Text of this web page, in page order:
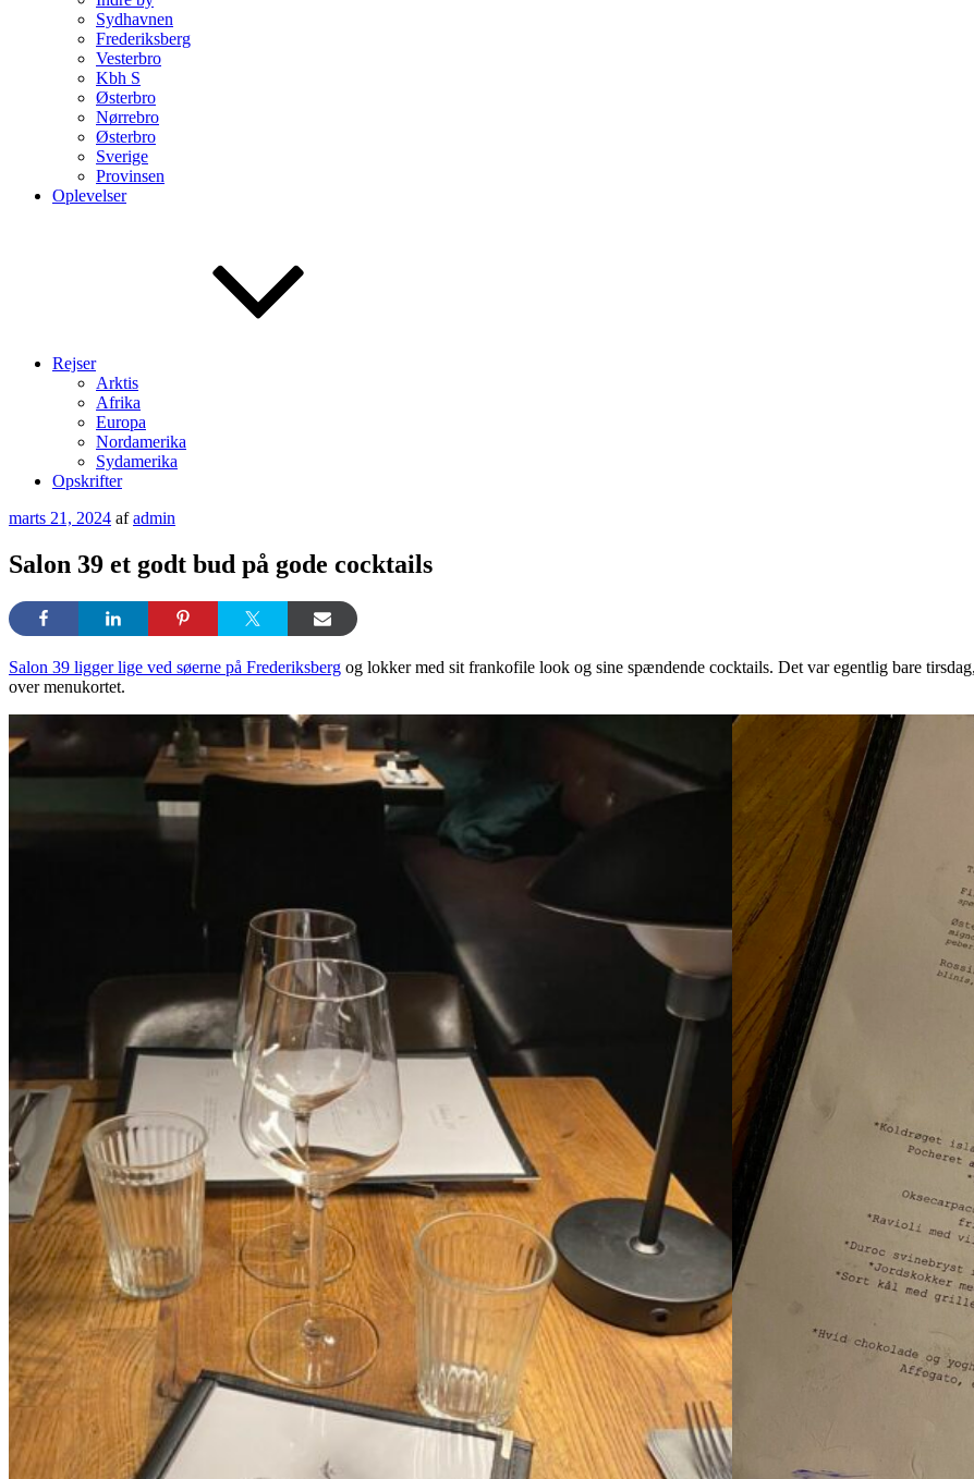
Sydhavnen
Frederiksberg
Vesterbro
Kbh S
Østerbro
Nørrebro
Østerbro
Sverige
Provinsen
Oplevelser
Rejser
Arktis
Afrika
Europa
Nordamerika
Sydamerika
Opskrifter
Udgivet
marts 21, 2024 afadmin
Salon 39 et godt bud på gode cocktails
Salon 39 ligger lige ved søerne på Frederiksberg og lokker med sit frankofile look og sine spændende cocktails. Det var egentlig bare
over menukortet.